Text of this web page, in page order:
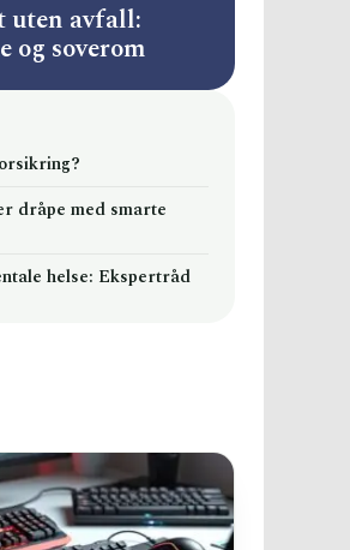
uten avfall:
og soverom
dråpe med smarte
helse: Ekspertråd